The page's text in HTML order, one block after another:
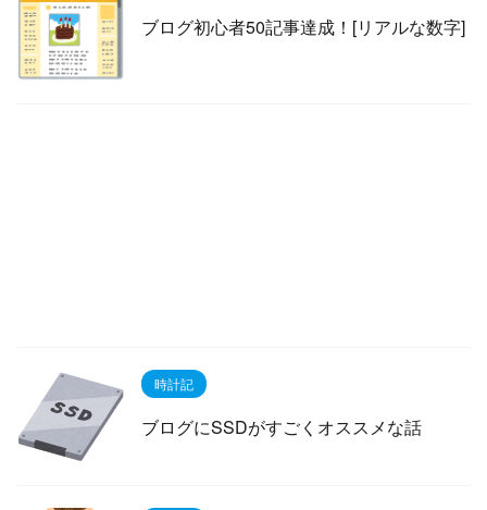
ブログ初心者50記事達成！[リアルな数字]
時計記
ブログにSSDがすごくオススメな話